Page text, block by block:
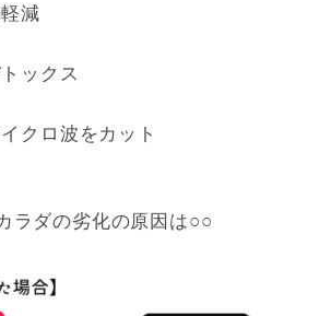
減
ックス
クロ波をカット
ラダの劣化の原因は○○